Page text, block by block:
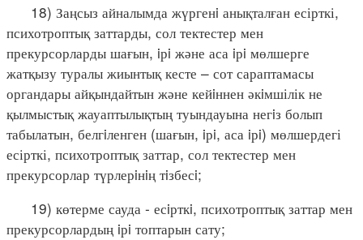
18) Заңсыз айналымда жүргенi анықталған есірткі,
психотроптық заттарды, сол тектестер мен
прекурсорларды шағын, iрi және аса iрi мөлшерге
жатқызу туралы жиынтық кесте – сот сараптамасы
органдары айқындайтын және кейiннен әкiмшілік не
қылмыстық жауаптылықтың туындауына негiз болып
табылатын, белгiленген (шағын, iрi, аса iрi) мөлшердегі
есірткі, психотроптық заттар, сол тектестер мен
прекурсорлар түрлерiнiң тiзбесi;
19) көтерме сауда - есiрткi, психотроптық заттар мен
прекурсорлардың iрi топтарын сату;